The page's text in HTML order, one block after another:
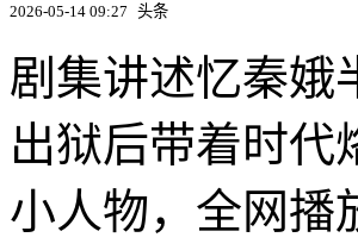
2026-05-14 09:27 头条
剧集讲述忆秦娥
出狱后带着时代
小人物，全网播